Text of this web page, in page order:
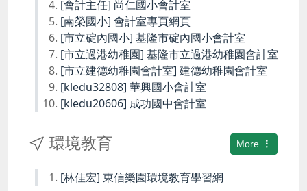
[會計主任] 尚仁國小會計室
[南榮國小] 會計室專頁網頁
[市立碇內國小] 基隆市碇內國小會計室
[市立過港幼稚園] 基隆市立過港幼稚園會計室
[市立建德幼稚園會計室] 建德幼稚園會計室
[kledu32808] 華興國小會計室
[kledu20606] 成功國中會計室
More
環境教育
[林佳宏] 東信樂園環境教育學習網